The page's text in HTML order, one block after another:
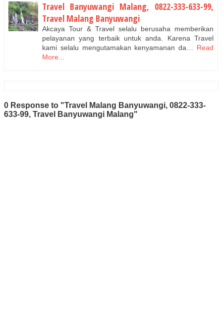
Travel Banyuwangi Malang, 0822-333-633-99,
Travel Malang Banyuwangi
Akcaya Tour & Travel selalu berusaha memberikan
pelayanan yang terbaik untuk anda. Karena Travel
kami selalu mengutamakan kenyamanan da…
Read
More...
0 Response to "Travel Malang Banyuwangi, 0822-333-
633-99, Travel Banyuwangi Malang"